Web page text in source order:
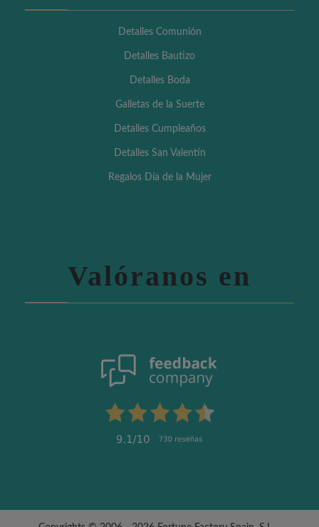
Detalles Comunión
Detalles Bautizo
Detalles Boda
Galletas de la Suerte
Detalles Cumpleaños
Detalles San Valentín
Regalos Día de la Mujer
Valóranos en